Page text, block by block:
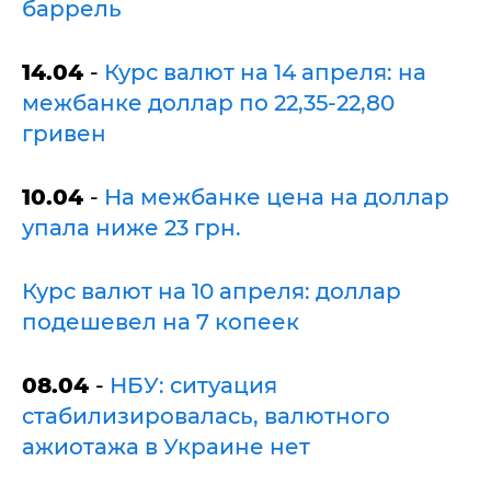
баррель
14.04 - Курс валют на 14 апреля: на
межбанке доллар по 22,35-22,80
гривен
10.04 - На межбанке цена на доллар
упала ниже 23 грн.
Курс валют на 10 апреля: доллар
подешевел на 7 копеек
08.04 - НБУ: ситуация
стабилизировалась, валютного
ажиотажа в Украине нет